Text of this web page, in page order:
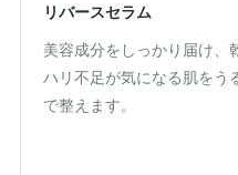
リバースセラム
美容成分をしっかり届け、
ハリ不足が気になる肌をう
で整えます。